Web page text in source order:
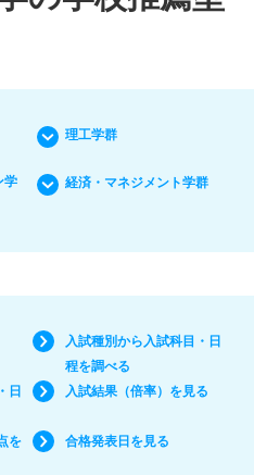
理工学群
学
経済・マネジメント学群
入試種別から入試科目・日
程を調べる
日
入試結果（倍率）を見る
を
合格発表日を見る